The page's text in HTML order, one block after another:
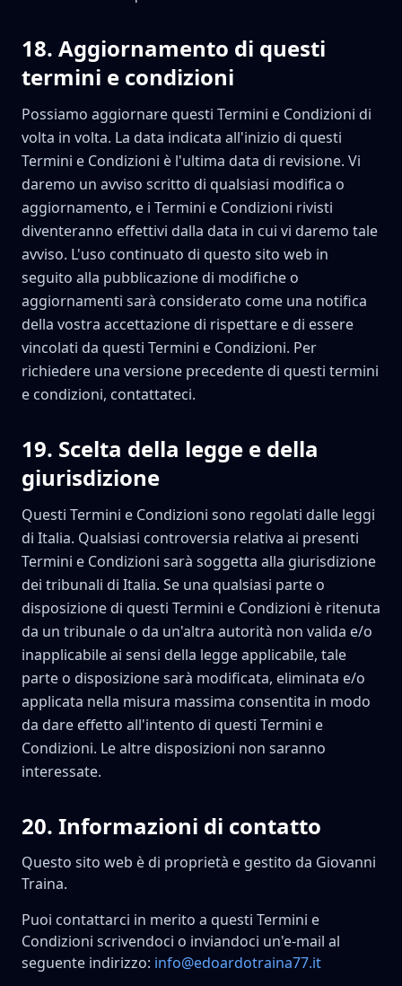
18. Aggiornamento di questi
termini e condizioni
Possiamo aggiornare questi Termini e Condizioni di
volta in volta. La data indicata all'inizio di questi
Termini e Condizioni è l'ultima data di revisione. Vi
daremo un avviso scritto di qualsiasi modifica o
aggiornamento, e i Termini e Condizioni rivisti
diventeranno effettivi dalla data in cui vi daremo tale
avviso. L'uso continuato di questo sito web in
seguito alla pubblicazione di modifiche o
aggiornamenti sarà considerato come una notifica
della vostra accettazione di rispettare e di essere
vincolati da questi Termini e Condizioni. Per
richiedere una versione precedente di questi termini
e condizioni, contattateci.
19. Scelta della legge e della
giurisdizione
Questi Termini e Condizioni sono regolati dalle leggi
di Italia. Qualsiasi controversia relativa ai presenti
Termini e Condizioni sarà soggetta alla giurisdizione
dei tribunali di Italia. Se una qualsiasi parte o
disposizione di questi Termini e Condizioni è ritenuta
da un tribunale o da un'altra autorità non valida e/o
inapplicabile ai sensi della legge applicabile, tale
parte o disposizione sarà modificata, eliminata e/o
applicata nella misura massima consentita in modo
da dare effetto all'intento di questi Termini e
Condizioni. Le altre disposizioni non saranno
interessate.
20. Informazioni di contatto
Questo sito web è di proprietà e gestito da Giovanni
Traina.
Puoi contattarci in merito a questi Termini e
Condizioni scrivendoci o inviandoci un'e-mail al
seguente indirizzo: info@edoardotraina77.it